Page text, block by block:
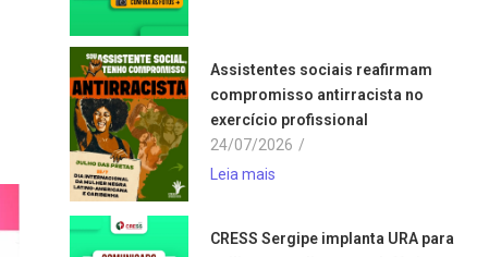
Assistentes sociais reafirmam
compromisso antirracista no
exercício profissional
24/07/2026 /
Leia mais
CRESS Sergipe implanta URA para